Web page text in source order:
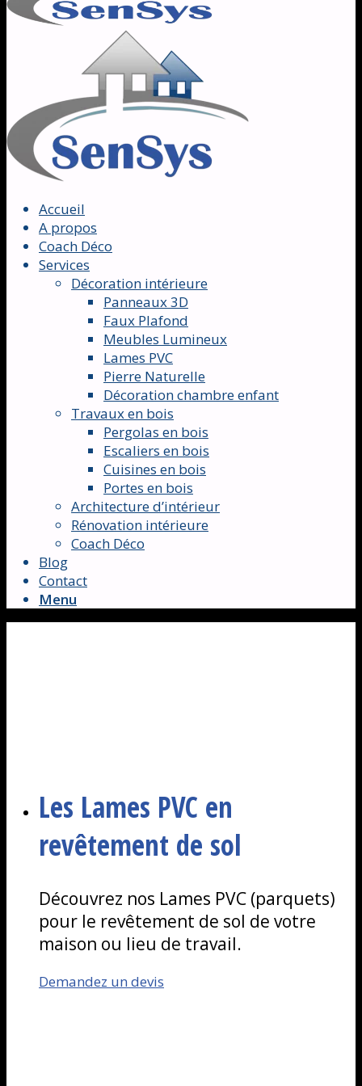
Accueil
A propos
Coach Déco
Services
Décoration intérieure
Panneaux 3D
Faux Plafond
Meubles Lumineux
Lames PVC
Pierre Naturelle
Décoration chambre enfant
Travaux en bois
Pergolas en bois
Escaliers en bois
Cuisines en bois
Portes en bois
Architecture d’intérieur
Rénovation intérieure
Coach Déco
Blog
Contact
Menu
Les Lames PVC en
revêtement de sol
Découvrez nos Lames PVC (parquets)
pour le revêtement de sol de votre
maison ou lieu de travail.
Demandez un devis